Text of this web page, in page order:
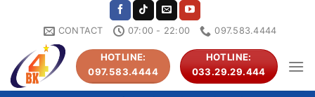
CONTACT 07:00 - 22:00 097.583.4444
HOTLINE:
097.583.4444
HOTLINE:
033.29.29.444